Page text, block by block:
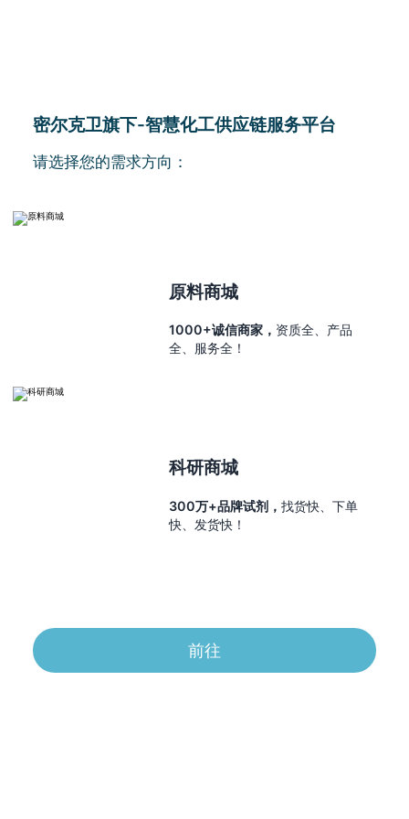
密尔克卫旗下-智慧化工供应链服务平台
请选择您的需求方向：
原料商城
1000+诚信商家， 资质全、产品
全、服务全！
科研商城
300万+品牌试剂，找货快、下单
快、发货快！
前往